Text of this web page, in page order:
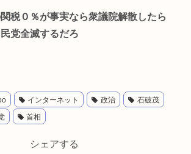
税０％が事実なら衆議院解散したら
党全滅するだろ
インターネット 政治 石破茂
首相
シェアする